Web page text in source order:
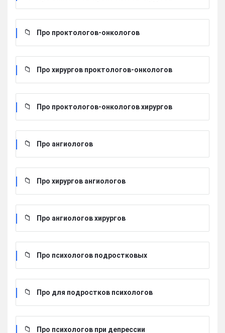
Про проктологов-онкологов
Про хирургов проктологов-онкологов
Про проктологов-онкологов хирургов
Про ангиологов
Про хирургов ангиологов
Про ангиологов хирургов
Про психологов подростковых
Про для подростков психологов
Про психологов при депрессии